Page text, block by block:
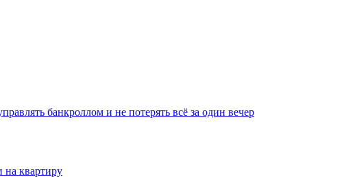
банкроллом и не потерять всё за один вечер
на квартиру